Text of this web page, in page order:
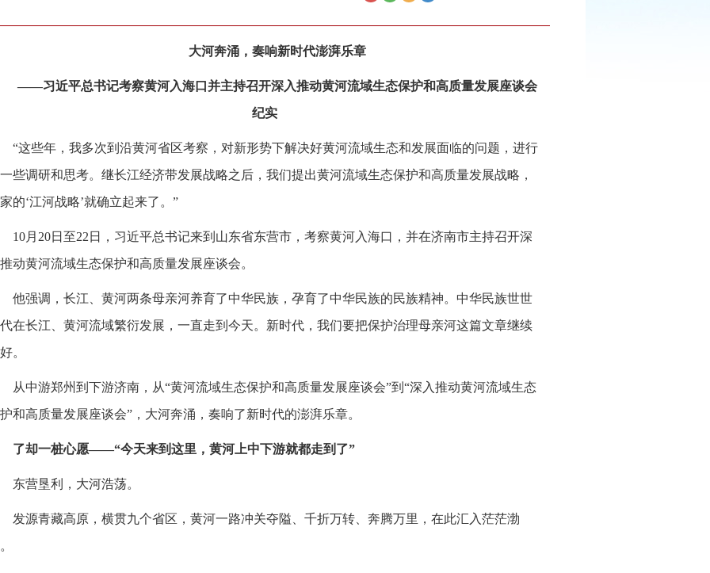
大河奔涌，奏响新时代澎湃乐章
——习近平总书记考察黄河入海口并主持召开深入推动黄河流域生态保护和高质量发展座谈会
纪实
“这些年，我多次到沿黄河省区考察，对新形势下解决好黄河流域生态和发展面临的问题，进行
些调研和思考。继长江经济带发展战略之后，我们提出黄河流域生态保护和高质量发展战略，
的‘江河战略’就确立起来了。”
10月20日至22日，习近平总书记来到山东省东营市，考察黄河入海口，并在济南市主持召开深
动黄河流域生态保护和高质量发展座谈会。
他强调，长江、黄河两条母亲河养育了中华民族，孕育了中华民族的民族精神。中华民族世世
在长江、黄河流域繁衍发展，一直走到今天。新时代，我们要把保护治理母亲河这篇文章继续
。
从中游郑州到下游济南，从“黄河流域生态保护和高质量发展座谈会”到“深入推动黄河流域生态
和高质量发展座谈会”，大河奔涌，奏响了新时代的澎湃乐章。
了却一桩心愿——“今天来到这里，黄河上中下游就都走到了”
东营垦利，大河浩荡。
发源青藏高原，横贯九个省区，黄河一路冲关夺隘、千折万转、奔腾万里，在此汇入茫茫渤